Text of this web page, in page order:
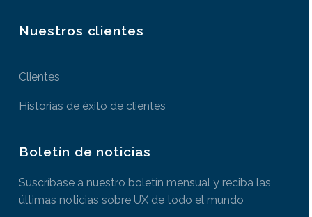
Nuestros clientes
Clientes
Historias de éxito de clientes
Boletín de noticias
Suscríbase a nuestro boletín mensual y reciba las
últimas noticias sobre UX de todo el mundo